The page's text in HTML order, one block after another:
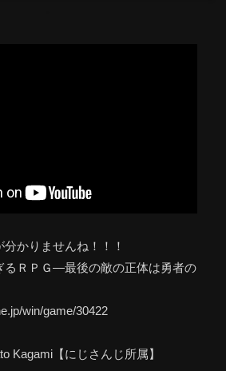
かりませんね！！！
るＲＰＧ―最後の敵の正体は勇者の
win/game/30422
Kagami【にじさんじ所属】